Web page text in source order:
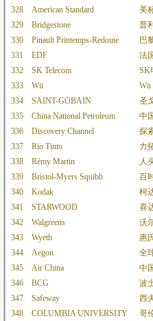
328
American Standard
美
329
Bridgestone
普
330
Pinault Printemps-Redoute
巴
331
EDF
法
332
SK Telecom
SK
333
Wii
Wii
334
SAINT-GOBAIN
圣
335
China National Petroleum
中
336
Discovery Channel
探
337
Rio Tinto
力
338
Rémy Martin
人
339
Bristol-Myers Squibb
百
340
Kodak
柯
341
STARWOOD
喜
342
Walgreens
沃
343
Wyeth
惠
344
Aegon
全
345
Air China
中
346
BCG
波
347
Safeway
西
348
COLUMBIA UNIVERSITY
哥